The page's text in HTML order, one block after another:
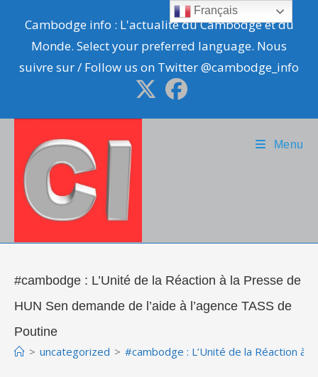
content
Cambodge info : L'actualité du Cambodge et du
Monde. Select your preferred language. Nous
suivre sur / Follow us on Twitter @cambodge_info
Menu
#cambodge : L’Unité de la Réaction à la Presse de
HUN Sen demande de l’aide à l’agence TASS de
Poutine
> uncategorized > #cambodge : L’Unité de la Réaction à
Français